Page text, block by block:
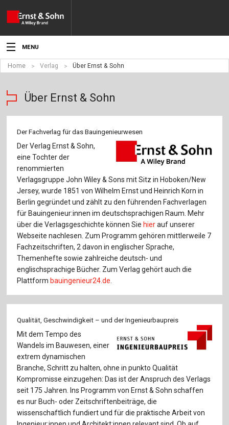
MENU
Aktuelles
Veranstaltungen
Angebote
Produkte
Werben
Service
Für Autor:innen
Verlag
Sprache / Language: DE
Home Verlag Über Ernst & Sohn
Über Ernst & Sohn
Der Fachverlag für das Bauingenieurwesen
Der Verlag Ernst & Sohn,
eine Tochter der
renommierten
Verlagsgruppe John Wiley & Sons mit Sitz in Hoboken/New
Jersey, wurde 1851 von Wilhelm Ernst und Heinrich Korn in
Berlin gegründet und zählt zu den führenden Fachverlagen
für Bauingenieur:innen im deutschsprachigen Raum. Mehr
über die Verlagsgeschichte können Sie hierauf unserer
Webseite nachlesen. Zum Programm gehören mittlerweile 7
Fachzeitschriften, 2 davon in englischer Sprache,
Themenhefte sowie zahlreiche deutsch- und
englischsprachige Bücher. Zum Verlag gehört auch die
Plattform bauingenieur24.de
Qualität, Geschwindigkeit – und der Ingenieurbaupreis
Mit dem Tempo des
Wandels im Bauwesen, einer
extrem dynamischen
Branche, Schritt zu halten, ohne in punkto Qualität
Kompromisse einzugehen: Das ist der Anspruch des Verlags
seit 175 Jahren. Ins Programm von Ernst & Sohn schaffen
es nur Buch- oder Zeitschriftenbeiträge, die
wissenschaftlich fundiert und für die praktische Arbeit von